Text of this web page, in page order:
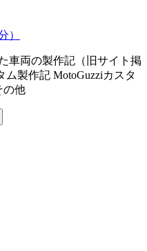
）
車両の製作記（旧サイト掲
製作記 MotoGuzziカスタ
の他